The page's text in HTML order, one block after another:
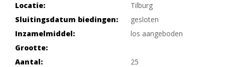
Locatie:
Tilburg
Sluitingsdatum biedingen:
gesloten
Inzamelmiddel:
los aangeboden
Grootte:
Aantal:
25